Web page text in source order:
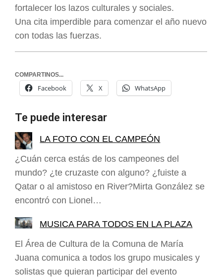
fortalecer los lazos culturales y sociales.
Una cita imperdible para comenzar el año nuevo
con todas las fuerzas.
COMPARTINOS...
Facebook X WhatsApp
Te puede interesar
LA FOTO CON EL CAMPEÓN
¿Cuán cerca estás de los campeones del
mundo? ¿te cruzaste con alguno? ¿fuiste a
Qatar o al amistoso en River?Mirta González se
encontró con Lionel…
MUSICA PARA TODOS EN LA PLAZA
El Área de Cultura de la Comuna de María
Juana comunica a todos los grupo musicales y
solistas que quieran participar del evento